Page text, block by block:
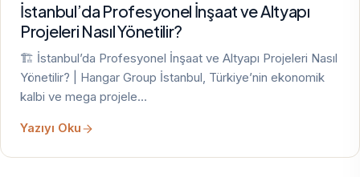
İstanbul’da Profesyonel İnşaat ve Altyapı
Projeleri Nasıl Yönetilir?
🏗️ İstanbul’da Profesyonel İnşaat ve Altyapı Projeleri Nasıl
Yönetilir? | Hangar Group İstanbul, Türkiye’nin ekonomik
kalbi ve mega projele…
Yazıyı Oku